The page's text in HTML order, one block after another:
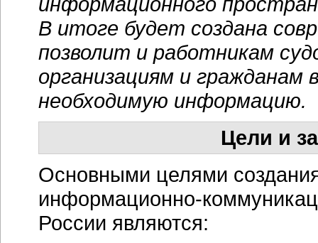
В итоге будет создана
позволит и работникам
организациям и гражданам
необходимую информацию.
Цели и
Основными целями
информационно-
России являются: